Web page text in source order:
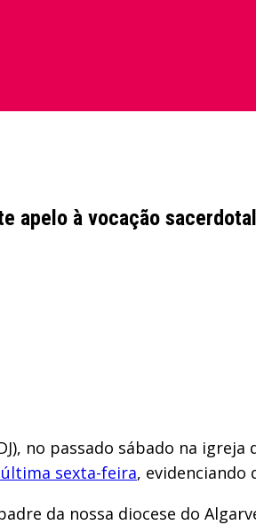
apelo à vocação sacerdotal
no passado sábado na
sexta-feira, evidenciando
da nossa diocese do